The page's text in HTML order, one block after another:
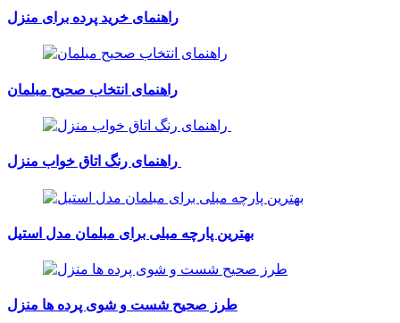
راهنمای خرید پرده برای منزل
راهنمای انتخاب صحیح مبلمان
بهترین پارچه مبلی برای مبلمان مدل استیل
طرز صحیح شست و شوی پرده ها منزل